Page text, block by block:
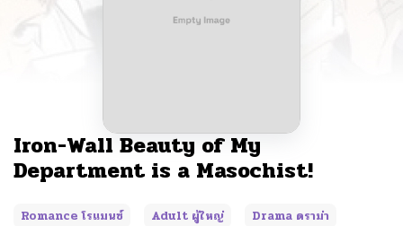
Iron-Wall Beauty of My
Department is a Masochist!
Romance โรแมนซ์ Adult ผู้ใหญ่
Drama ดราม่า